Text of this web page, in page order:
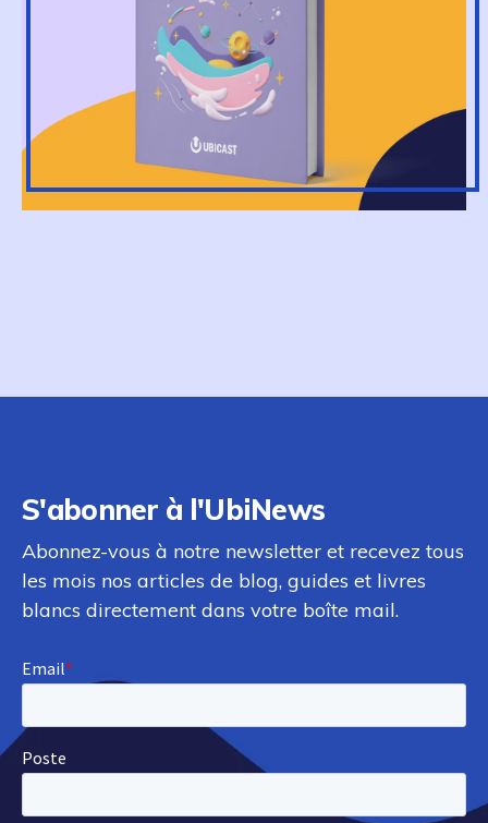
S'abonner à l'UbiNews
Abonnez-vous à notre newsletter et recevez tous
les mois nos articles de blog, guides et livres
blancs directement dans votre boîte mail.